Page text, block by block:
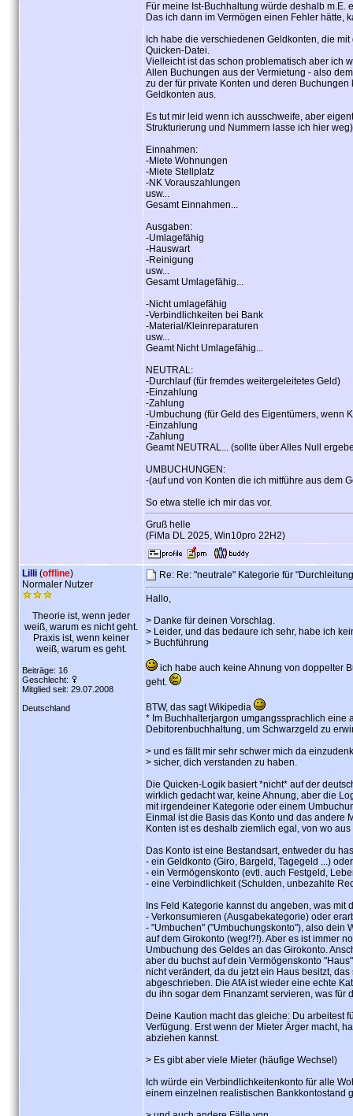
Für meine Ist-Buchhaltung würde deshalb
Das ich dann im Vermögen einen Fehler hätte,
Ich habe die verschiedenen Geldkonten, die
Quicken-Datei.
Vielleicht ist das schon problematisch aber ich
Allen Buchungen aus der Vermietung - also
zu der für private Konten und deren
Geldkonten aus.
Es tut mir leid wenn ich ausschweife, aber
Strukturierung und Nummern lasse ich hier weg)
Einnahmen:
-Miete Wohnungen
-Miete Stellplatz
-NK Vorauszahlungen
usw...
Gesamt Einnahmen...
Ausgaben:
-Umlagefähig
-Hauswart
-Reinigung
usw...
Gesamt Umlagefähig...
-Nicht umlagefähig
-Verbindlichkeiten bei Bank
-Material/Kleinreparaturen
usw...
Geamt Nicht Umlagefähig...
NEUTRAL:
-Durchlauf (für fremdes weitergeleitetes Geld)
-Einzahlung
-Zahlung
-Umbuchung (für Geld des Eigentümers, wenn
-Einzahlung
-Zahlung
Geamt NEUTRAL... (sollte über Alles Null
UMBUCHUNGEN:
-(auf und von Konten die ich mitführe aus dem
So etwa stelle ich mir das vor.
Gruß helle
(FiMa DL 2025, Win10pro 22H2)
Lilli (offline)
Normaler Nutzer
Theorie ist, wenn jeder
weiß, warum es nicht geht.
Praxis ist, wenn keiner
weiß, warum es geht.
Beiträge: 16
Geschlecht:
Mitglied seit: 29.07.2008
Deutschland
Re: Re: "neutrale" Kategorie für
Hallo,
> Danke für deinen Vorschlag.
> Leider, und das bedaure ich sehr, habe ich
> Buchführung
ich habe auch keine Ahnung von doppelter
geht.
BTW, das sagt Wikipedia
* Im Buchhalterjargon umgangssprachlich eine
Debitorenbuchhaltung, um Schwarzgeld zu
> und es fällt mir sehr schwer mich da
> sicher, dich verstanden zu haben.
Die Quicken-Logik basiert *nicht* auf der
wirklich gedacht war, keine Ahnung, aber die
mit irgendeiner Kategorie oder einem
Einmal ist die Basis das Konto und das andere
Konten ist es deshalb ziemlich egal, von wo aus
Das Konto ist eine Bestandsart, entweder du
- ein Geldkonto (Giro, Bargeld, Tagegeld ...) oder
- ein Vermögenskonto (evtl. auch Festgeld,
- eine Verbindlichkeit (Schulden, unbezahlte
Ins Feld Kategorie kannst du angeben, was mit
- Verkonsumieren (Ausgabekategorie) oder
- "Umbuchen" ("Umbuchungskonto"), also dein
auf dem Girokonto (weg!?!). Aber es ist immer
Umbuchung des Geldes an das Girokonto.
aber du buchst auf dein Vermögenskonto
nicht verändert, da du jetzt ein Haus besitzt,
abgeschrieben. Die AfA ist wieder eine echte
du ihn sogar dem Finanzamt servieren, was für
Deine Kaution macht das gleiche: Du arbeitest
Verfügung. Erst wenn der Mieter Ärger macht,
abziehen kannst.
> Es gibt aber viele Mieter (häufige Wechsel)
Ich würde ein Verbindlichkeitenkonto für alle
einem einzelnen realistischen Bankkontostand